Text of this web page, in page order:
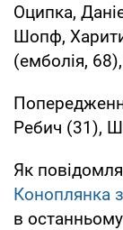
Оципка,
Шопф,
(емболія,
Ребич (31),
Як
Коноплянка
в